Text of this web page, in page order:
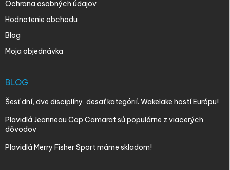
Ochrana osobných údajov
Hodnotenie obchodu
Blog
Moja objednávka
BLOG
Šesť dní, dve disciplíny, desať kategórií. Wakelake hostí Európu!
Plavidlá Jeanneau Cap Camarat sú populárne z viacerých
dôvodov
Plavidlá Merry Fisher Sport máme skladom!